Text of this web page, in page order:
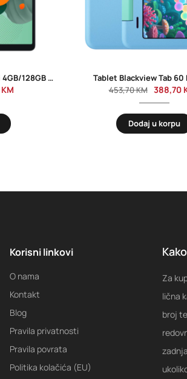
Tablet Blackview Tab 60 WiFi 4GB/128GB 10.1” Gray
KM
Tablet Blackview Tab 60
453,70KM 388,70
Dodaj u korpu
Korisni linkovi
O nama
Kontakt
Blog
Pravila privatnosti
Pravila povrata
Politika kolačića (EU)
Za
lična
broj